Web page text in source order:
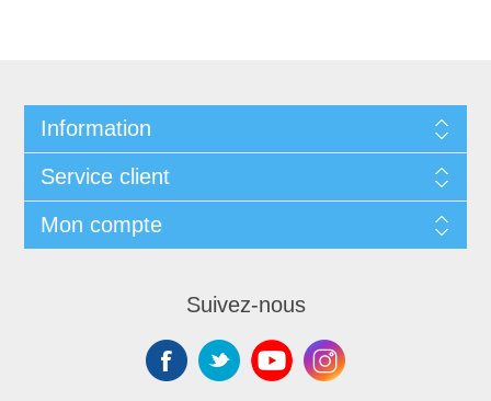
Information
Service client
Mon compte
Suivez-nous